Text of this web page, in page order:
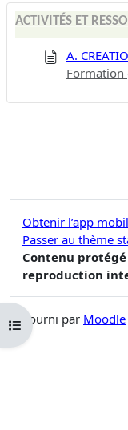
Ouvrir l’index du cours
ACTIVITÉS ET
A.
Formation
Obtenir l’app
Passer au thème
Contenu
reproduction
Fourni par Moodle